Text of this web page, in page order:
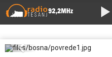
Previous